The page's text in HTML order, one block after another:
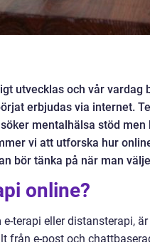
utvecklas och vår
erbjudas via internet.
mentalhälsa stöd
vi att utforska hur
bör tänka på när man
online?
terapi eller distansterapi,
från e-post och